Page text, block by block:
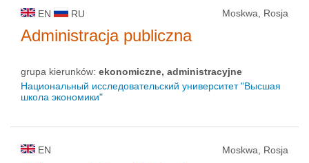
EN RU Moskwa, Rosja
Administracja publiczna
grupa kierunków: ekonomiczne, administracyjne
Национальный исследовательский университет "Высшая
школа экономики"
EN Moskwa, Rosja